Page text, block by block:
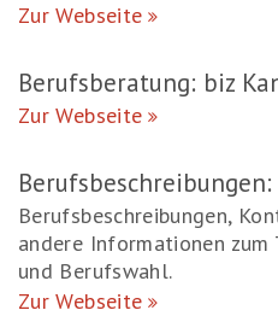
Zur Webseite
Berufsberatung: biz
Zur Webseite
Berufsbeschreibungen,
andere Informationen zum
und Berufswahl.
Zur Webseite